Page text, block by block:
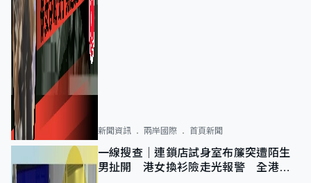
新聞資訊 兩岸國際 首頁新聞
一線搜查｜連鎖店試身室布簾突遭陌生
男扯開 港女換衫險走光報警 全港分